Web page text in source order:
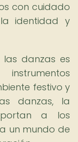
con cuidado
identidad y
danzas es
festivo y
danzas, la
a los
un mundo de